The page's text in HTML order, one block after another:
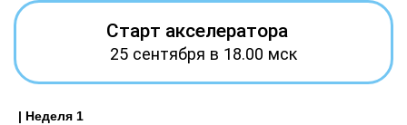
| Неделя 1